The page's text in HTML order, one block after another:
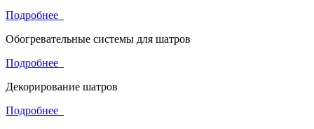
Подробнее
Обогревательные системы для шатров
Подробнее
Декорирование шатров
Подробнее